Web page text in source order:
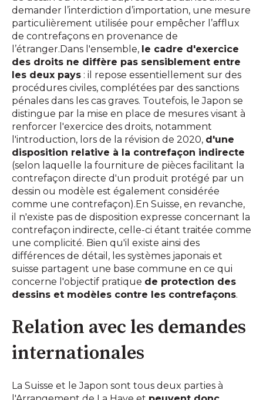
demander l’interdiction d’importation, une mesure
particulièrement utilisée pour empêcher l’afflux
de contrefaçons en provenance de
l’étranger.Dans l'ensemble, le cadre d'exercice
des droits ne diffère pas sensiblement entre
les deux pays : il repose essentiellement sur des
procédures civiles, complétées par des sanctions
pénales dans les cas graves. Toutefois, le Japon se
distingue par la mise en place de mesures visant à
renforcer l'exercice des droits, notamment
l'introduction, lors de la révision de 2020, d'une
disposition relative à la contrefaçon indirecte
(selon laquelle la fourniture de pièces facilitant la
contrefaçon directe d'un produit protégé par un
dessin ou modèle est également considérée
comme une contrefaçon).En Suisse, en revanche,
il n'existe pas de disposition expresse concernant la
contrefaçon indirecte, celle-ci étant traitée comme
une complicité. Bien qu'il existe ainsi des
différences de détail, les systèmes japonais et
suisse partagent une base commune en ce qui
concerne l'objectif pratique de protection des
dessins et modèles contre les contrefaçons.
Relation avec les demandes
internationales
La Suisse et le Japon sont tous deux parties à